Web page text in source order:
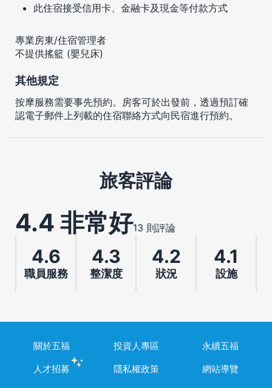
此住宿接受信用卡、金融卡及現金等付款方式
專業房東/住宿管理者
不提供搖籃 (嬰兒床)
其他規定
按摩服務需要事先預約。房客可於出發前，透過預訂確
認電子郵件上列載的住宿聯絡方式向民宿進行預約。
旅客評論
4.4 非常好13 則評論
4.6
職員服務
4.3
整潔度
4.2
狀況
4.1
設施
關於五福 投資人專區
永續五福
人才招募
隱私權政策 網站導覽